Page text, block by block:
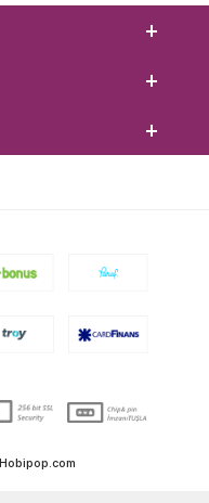
Hobipop.com